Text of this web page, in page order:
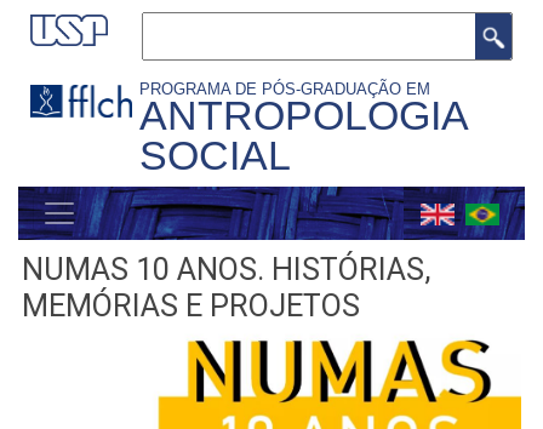
Pular
para
conteúdo
PROGRAMA DE PÓS-GRADUAÇÃO EM
ANTROPOLOGIA
SOCIAL
MENU
GERAL
NUMAS 10 ANOS. HISTÓRIAS,
MEMÓRIAS E PROJETOS